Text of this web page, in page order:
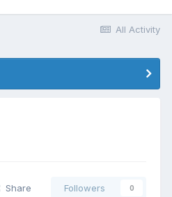
All Activity
Share Followers 0